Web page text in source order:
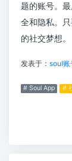
题的账号。
全和隐私。
的社交梦想。
发表于： soul账
# Soul App #